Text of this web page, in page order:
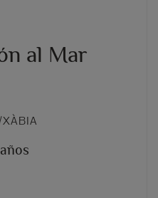
al Mar